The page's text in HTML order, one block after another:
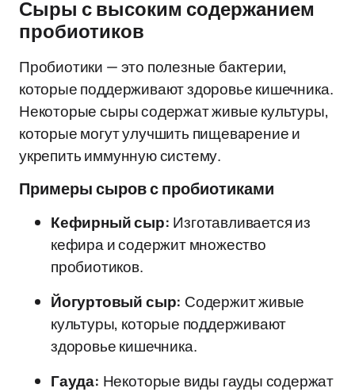
Сыры с высоким содержанием
пробиотиков
Пробиотики — это полезные бактерии,
которые поддерживают здоровье кишечника.
Некоторые сыры содержат живые культуры,
которые могут улучшить пищеварение и
укрепить иммунную систему.
Примеры сыров с пробиотиками
Кефирный сыр: Изготавливается из
кефира и содержит множество
пробиотиков.
Йогуртовый сыр: Содержит живые
культуры, которые поддерживают
здоровье кишечника.
Гауда: Некоторые виды гауды содержат